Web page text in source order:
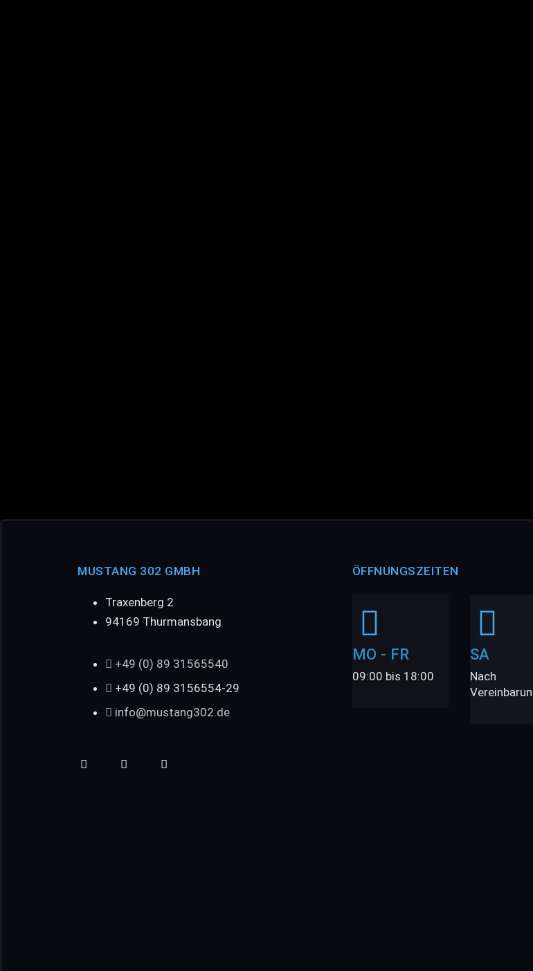
MUSTANG 302 GMBH
Traxenberg 2
94169 Thurmansbang
+49 (0) 89 31565540
+49 (0) 89 3156554-29
info@mustang302.de
ÖFFNUNGSZEITEN
MO - FR
09:00 bis 18:00
SA
Nach